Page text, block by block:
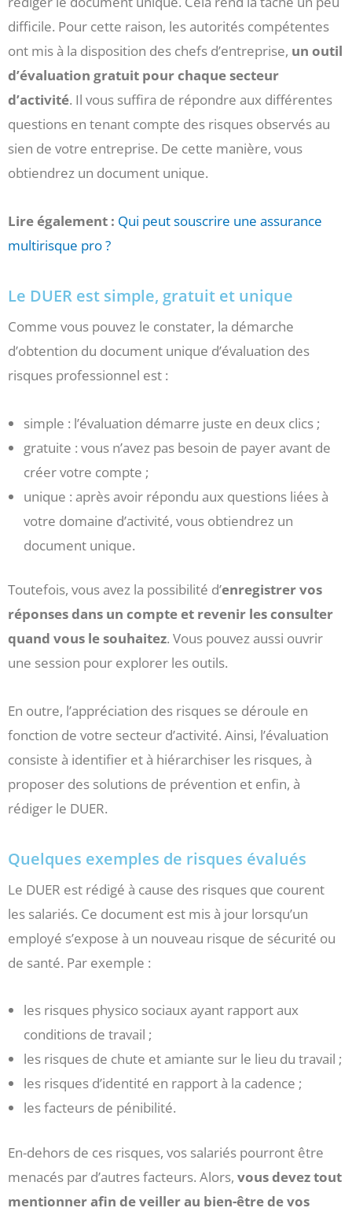
difficile. Pour cette raison, les autorités compétentes
ont mis à la disposition des chefs d’entreprise, un outil
d’évaluation gratuit pour chaque secteur
d’activité. Il vous suffira de répondre aux différentes
questions en tenant compte des risques observés au
sien de votre entreprise. De cette manière, vous
obtiendrez un document unique.
Lire également : Qui peut souscrire une assurance
multirisque pro ?
Le DUER est simple, gratuit et unique
Comme vous pouvez le constater, la démarche
d’obtention du document unique d’évaluation des
risques professionnel est :
simple : l’évaluation démarre juste en deux clics ;
gratuite : vous n’avez pas besoin de payer avant de
créer votre compte ;
unique : après avoir répondu aux questions liées à
votre domaine d’activité, vous obtiendrez un
document unique.
Toutefois, vous avez la possibilité d’enregistrer vos
réponses dans un compte et revenir les consulter
quand vous le souhaitez. Vous pouvez aussi ouvrir
une session pour explorer les outils.
En outre, l’appréciation des risques se déroule en
fonction de votre secteur d’activité. Ainsi, l’évaluation
consiste à identifier et à hiérarchiser les risques, à
proposer des solutions de prévention et enfin, à
rédiger le DUER.
Quelques exemples de risques évalués
Le DUER est rédigé à cause des risques que courent
les salariés. Ce document est mis à jour lorsqu’un
employé s’expose à un nouveau risque de sécurité ou
de santé. Par exemple :
les risques physico sociaux ayant rapport aux
conditions de travail ;
les risques de chute et amiante sur le lieu du travail ;
les risques d’identité en rapport à la cadence ;
les facteurs de pénibilité.
En-dehors de ces risques, vos salariés pourront être
menacés par d’autres facteurs. Alors, vous devez tout
mentionner afin de veiller au bien-être de vos